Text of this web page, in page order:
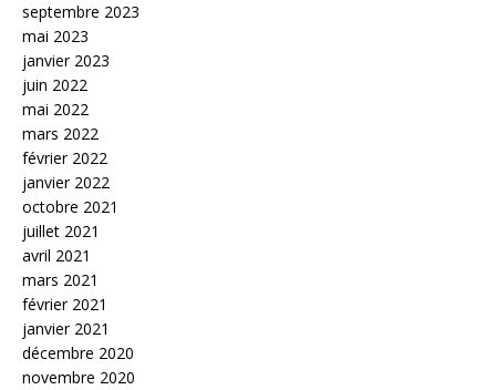
septembre 2023
mai 2023
janvier 2023
juin 2022
mai 2022
mars 2022
février 2022
janvier 2022
octobre 2021
juillet 2021
avril 2021
mars 2021
février 2021
janvier 2021
décembre 2020
novembre 2020